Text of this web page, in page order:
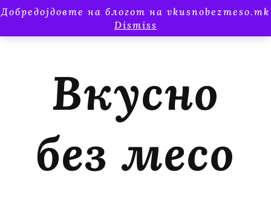
Добредојдовте на блогот на vkusnobezmeso.mk
Dismiss
Вкусно
без месо